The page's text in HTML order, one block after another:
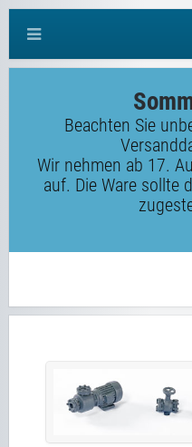
Beachten Sie
Wir nehmen ab 17.
auf. Die Ware sollte